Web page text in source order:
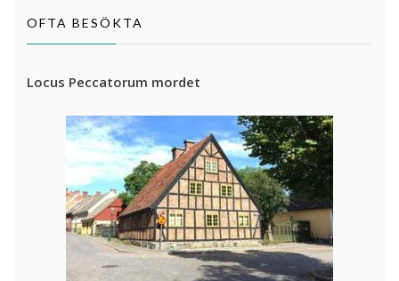
OFTA BESÖKTA
Locus Peccatorum mordet